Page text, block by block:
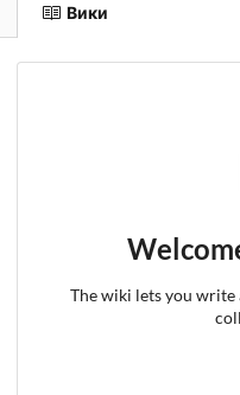
Вики
The wiki lets you